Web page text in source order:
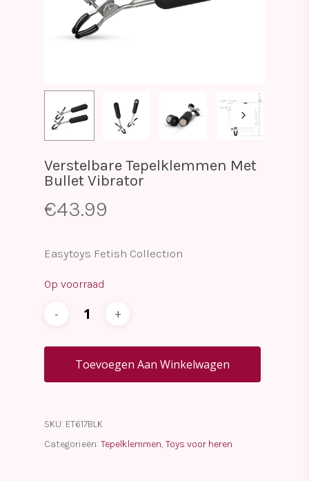
Verstelbare Tepelklemmen Met
Bullet Vibrator
€43.99
Easytoys Fetish Collection
Op voorraad
Toevoegen Aan Winkelwagen
SKU: ET617BLK
Categorieën: Tepelklemmen, Toys voor heren